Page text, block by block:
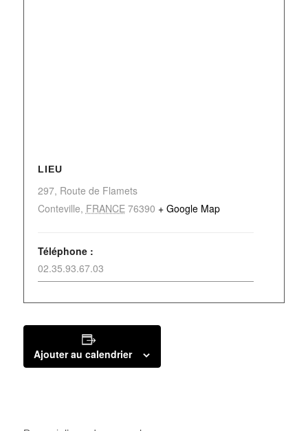
LIEU
297, Route de Flamets
Conteville, FRANCE 76390 + Google Map
Téléphone :
02.35.93.67.03
Ajouter au calendrier